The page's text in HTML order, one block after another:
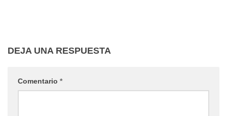
DEJA UNA RESPUESTA
Comentario *